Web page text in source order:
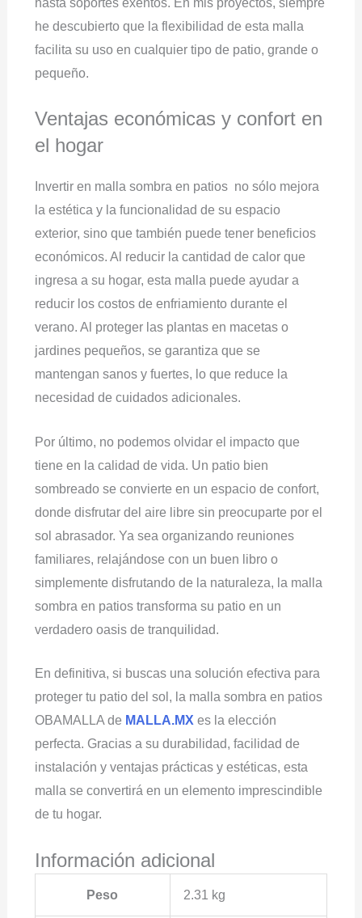
he descubierto que la flexibilidad de esta malla
facilita su uso en cualquier tipo de patio, grande o
pequeño.
Ventajas económicas y confort en
el hogar
Invertir en malla sombra en patios no sólo mejora
la estética y la funcionalidad de su espacio
exterior, sino que también puede tener beneficios
económicos. Al reducir la cantidad de calor que
ingresa a su hogar, esta malla puede ayudar a
reducir los costos de enfriamiento durante el
verano. Al proteger las plantas en macetas o
jardines pequeños, se garantiza que se
mantengan sanos y fuertes, lo que reduce la
necesidad de cuidados adicionales.
Por último, no podemos olvidar el impacto que
tiene en la calidad de vida. Un patio bien
sombreado se convierte en un espacio de confort,
donde disfrutar del aire libre sin preocuparte por el
sol abrasador. Ya sea organizando reuniones
familiares, relajándose con un buen libro o
simplemente disfrutando de la naturaleza, la malla
sombra en patios transforma su patio en un
verdadero oasis de tranquilidad.
En definitiva, si buscas una solución efectiva para
proteger tu patio del sol, la malla sombra en patios
OBAMALLA de MALLA.MXes la elección
perfecta. Gracias a su durabilidad, facilidad de
instalación y ventajas prácticas y estéticas, esta
malla se convertirá en un elemento imprescindible
de tu hogar.
Información adicional
Peso 2.31 kg